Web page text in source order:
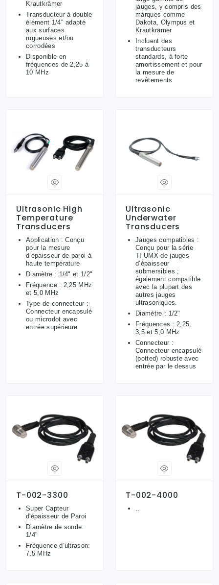
Krautkrämer
Transducteur à double
élément 1/4" adapté
aux surfaces
rugueuses et/ou
corrodées
Disponible en
fréquences de 2,25 à
10 MHz
jauges, y compris des
marques comme
Dakota, Olympus et
Krautkrämer
Incluent des
transducteurs
standards, à forte
amortissement et pour
la mesure de
revêtements
Ultrasonic High
Temperature
Transducers
Application : Conçu
pour la mesure
d’épaisseur de paroi à
haute température
Diamètre : 1/4" et 1/2"
Fréquence : 2,25 MHz
et 5,0 MHz
Type de connecteur :
Connecteur encapsulé
ou microdot avec
entrée supérieure
Ultrasonic
Underwater
Transducers
Jauges compatibles :
Conçu pour la série
TI-UMX de jauges
d’épaisseur
submersibles ;
également compatible
avec la plupart des
autres jauges
ultrasoniques.
Diamètre : 1/2"
Fréquences : 2,25,
3,5 et 5,0 MHz
Connecteur :
Connecteur encapsulé
(potted) robuste avec
entrée par le dessus
T-002-3300
Super Capteur
d'épaisseur de Paroi
Diamètre de sonde:
1/4"
Fréquence d’ultrason:
7,5 MHz
T-002-4000
..